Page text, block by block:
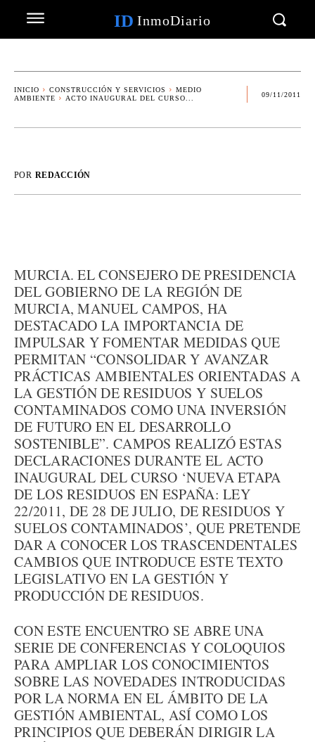
ID InmoDiario
INICIO CONSTRUCCIÓN Y SERVICIOS
MEDIO
AMBIENTE
ACTO INAUGURAL DEL CURSO...
09/11/2011
POR REDACCIÓN
MURCIA. EL CONSEJERO DE PRESIDENCIA
DEL GOBIERNO DE LA REGIÓN DE
MURCIA, MANUEL CAMPOS, HA
DESTACADO LA IMPORTANCIA DE
IMPULSAR Y FOMENTAR MEDIDAS QUE
PERMITAN “CONSOLIDAR Y AVANZAR
PRÁCTICAS AMBIENTALES ORIENTADAS A
LA GESTIÓN DE RESIDUOS Y SUELOS
CONTAMINADOS COMO UNA INVERSIÓN
DE FUTURO EN EL DESARROLLO
SOSTENIBLE”. CAMPOS REALIZÓ ESTAS
DECLARACIONES DURANTE EL ACTO
INAUGURAL DEL CURSO ‘NUEVA ETAPA
DE LOS RESIDUOS EN ESPAÑA: LEY
22/2011, DE 28 DE JULIO, DE RESIDUOS Y
SUELOS CONTAMINADOS’, QUE PRETENDE
DAR A CONOCER LOS TRASCENDENTALES
CAMBIOS QUE INTRODUCE ESTE TEXTO
LEGISLATIVO EN LA GESTIÓN Y
PRODUCCIÓN DE RESIDUOS.
CON ESTE ENCUENTRO SE ABRE UNA
SERIE DE CONFERENCIAS Y COLOQUIOS
PARA AMPLIAR LOS CONOCIMIENTOS
SOBRE LAS NOVEDADES INTRODUCIDAS
POR LA NORMA EN EL ÁMBITO DE LA
GESTIÓN AMBIENTAL, ASÍ COMO LOS
PRINCIPIOS QUE DEBERÁN DIRIGIR LA